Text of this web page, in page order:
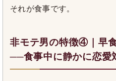
それが食事です。
非モテ男の特徴④｜早
──食事中に静かに恋愛